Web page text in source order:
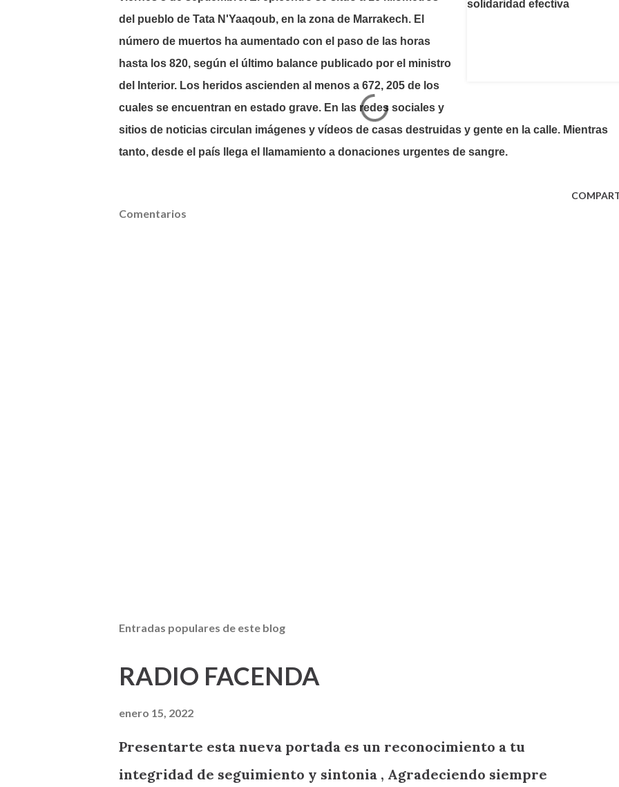
del pueblo de Tata N'Yaaqoub, en la zona de Marrakech. El
número de muertos ha aumentado con el paso de las horas
hasta los 820, según el último balance publicado por el ministro
del Interior. Los heridos ascienden al menos a 672, 205 de los
cuales se encuentran en estado grave. En las redes sociales y
sitios de noticias circulan imágenes y vídeos de casas destruidas y gente en la calle. Mientras
tanto, desde el país llega el llamamiento a donaciones urgentes de sangre.
Comentarios
Entradas populares de este blog
RADIO FACENDA
enero 15, 2022
Presentarte esta nueva portada es un reconocimiento a tu
integridad de seguimiento y sintonia , Agradeciendo siempre